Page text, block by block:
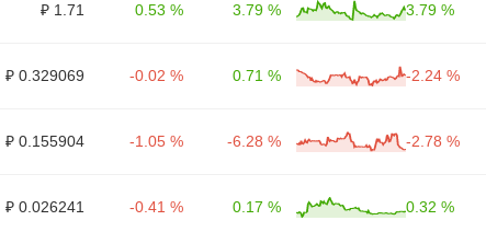
₽ 1.71 0.53 % 3.79 % 3.79 %
₽ 0.329069 -0.02 % 0.71 % -2.24 %
₽ 0.155904 -1.05 % -6.28 % -2.78 %
₽ 0.026241 -0.41 % 0.17 % 0.32 %